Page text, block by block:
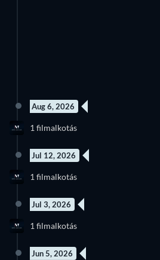
Aug 6, 2026
1 filmalkotás
Jul 12, 2026
1 filmalkotás
Jul 3, 2026
1 filmalkotás
Jun 5, 2026